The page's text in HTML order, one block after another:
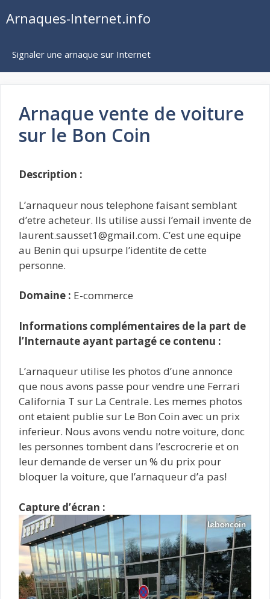
auArnaques-Internet.info
Signaler une arnaque sur Internet
Arnaque vente de voiture
sur le Bon Coin
Description :
L’arnaqueur nous telephone faisant semblant
d’etre acheteur. Ils utilise aussi l’email invente de
laurent.sausset1@gmail.com. C’est une equipe
au Benin qui upsurpe l’identite de cette
personne.
Domaine : E-commerce
Informations complémentaires de la part de
l’Internaute ayant partagé ce contenu :
L’arnaqueur utilise les photos d’une annonce
que nous avons passe pour vendre une Ferrari
California T sur La Centrale. Les memes photos
ont etaient publie sur Le Bon Coin avec un prix
inferieur. Nous avons vendu notre voiture, donc
les personnes tombent dans l’escrocrerie et on
leur demande de verser un % du prix pour
bloquer la voiture, que l’arnaqueur d’a pas!
Capture d’écran :